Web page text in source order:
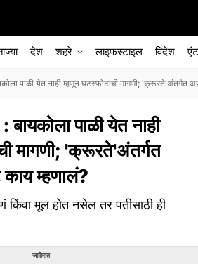
देश शहरे लाइफस्टाइल विदेश
पाळी येत नाही म्हणून घटस्फोटाची मागणी; 'क्रूरते'अंतर्गत
पाळी येत नाही
मागणी; 'क्रूरते'अंतर्गत
काय म्हणालं?
किंवा मूल होत नसेल तर पतीसाठी ही
जाहिरात